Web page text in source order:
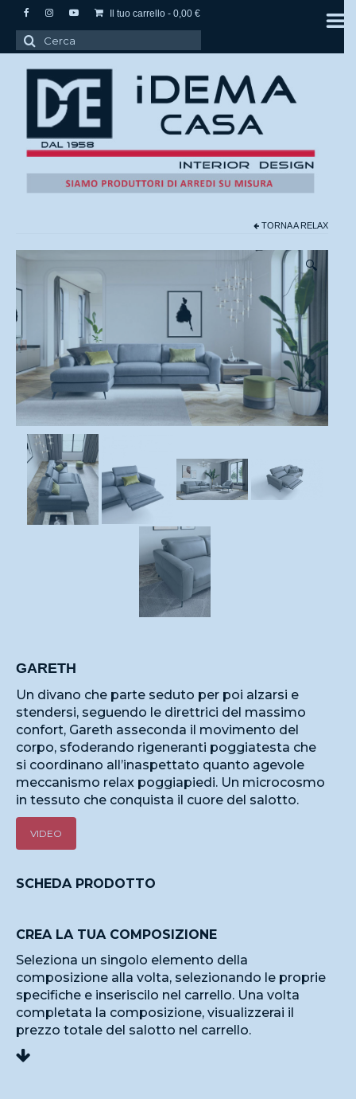
Il tuo carrello - 0,00 €
Cerca:
TORNA A RELAX
🔍
GARETH
Un divano che parte seduto per poi alzarsi e
stendersi, seguendo le direttrici del massimo
confort, Gareth asseconda il movimento del
corpo, sfoderando rigeneranti poggiatesta che
si coordinano all’inaspettato quanto agevole
meccanismo relax poggiapiedi. Un microcosmo
in tessuto che conquista il cuore del salotto.
VIDEO
SCHEDA PRODOTTO
CREA LA TUA COMPOSIZIONE
Seleziona un singolo elemento della
composizione alla volta, selezionando le proprie
specifiche e inseriscilo nel carrello. Una volta
completata la composizione, visualizzerai il
prezzo totale del salotto nel carrello.